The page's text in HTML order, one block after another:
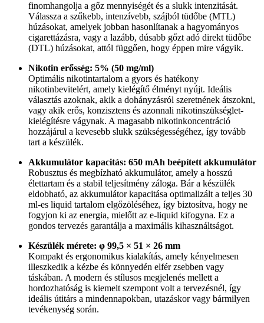
finomhangolja a gőz mennyiségét és a slukk intenzitását.
Válassza a szűkebb, intenzívebb, szájból tüdőbe (MTL)
húzásokat, amelyek jobban hasonlítanak a hagyományos
cigarettázásra, vagy a lazább, dúsabb gőzt adó direkt tüdőbe
(DTL) húzásokat, attól függően, hogy éppen mire vágyik.
Nikotin erősség: 5% (50 mg/ml)
Optimális nikotintartalom a gyors és hatékony
nikotinbevitelért, amely kielégítő élményt nyújt. Ideális
választás azoknak, akik a dohányzásról szeretnének átszokni,
vagy akik erős, konzisztens és azonnali nikotinszükséglet-
kielégítésre vágynak. A magasabb nikotinkoncentráció
hozzájárul a kevesebb slukk szükségességéhez, így tovább
tart a készülék.
Akkumulátor kapacitás: 650 mAh beépített akkumulátor
Robusztus és megbízható akkumulátor, amely a hosszú
élettartam és a stabil teljesítmény záloga. Bár a készülék
eldobható, az akkumulátor kapacitása optimalizált a teljes 30
ml-es liquid tartalom elgőzöléséhez, így biztosítva, hogy ne
fogyjon ki az energia, mielőtt az e-liquid kifogyna. Ez a
gondos tervezés garantálja a maximális kihasználtságot.
Készülék mérete: φ 99,5 × 51 × 26 mm
Kompakt és ergonomikus kialakítás, amely kényelmesen
illeszkedik a kézbe és könnyedén elfér zsebben vagy
táskában. A modern és stílusos megjelenés mellett a
hordozhatóság is kiemelt szempont volt a tervezésnél, így
ideális útitárs a mindennapokban, utazáskor vagy bármilyen
tevékenység során.